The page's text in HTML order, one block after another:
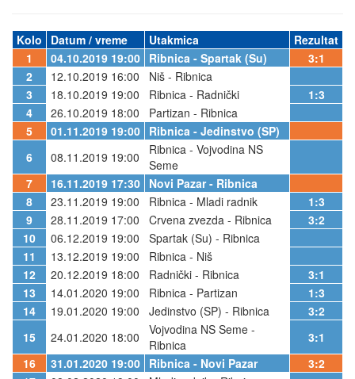
Kolo Datum / vreme Utakmica
Rezultat
1
04.10.2019 19:00 Ribnica - Spartak (Su)
3:1
2
12.10.2019 16:00
Niš - Ribnica
3
18.10.2019 19:00 Ribnica - Radnički
1:3
4
26.10.2019 18:00
Partizan - Ribnica
5
01.11.2019 19:00 Ribnica - Jedinstvo (SP)
6
08.11.2019 19:00
Ribnica - Vojvodina NS
Seme
7
16.11.2019 17:30 Novi Pazar - Ribnica
8
23.11.2019 19:00 Ribnica - Mladi radnik
1:3
9
28.11.2019 17:00 Crvena zvezda - Ribnica
3:2
10
06.12.2019 19:00
Spartak (Su) - Ribnica
11
13.12.2019 19:00
Ribnica - Niš
12
20.12.2019 18:00 Radnički - Ribnica
3:1
13
14.01.2020 19:00 Ribnica - Partizan
1:3
14
19.01.2020 19:00 Jedinstvo (SP) - Ribnica
3:2
15
24.01.2020 18:00
Vojvodina NS Seme -
Ribnica
3:1
16
31.01.2020 19:00 Ribnica - Novi Pazar
3:2